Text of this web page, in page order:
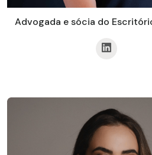
Advogada e sócia do